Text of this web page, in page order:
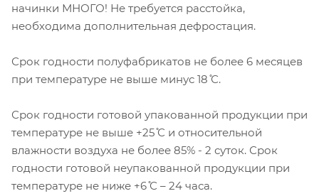
начинки МНОГО! Не требуется расстойка,
необходима дополнительная дефростация.
Срок годности полуфабрикатов не более 6 месяцев
при температуре не выше минус 18 ̊С.
Срок годности готовой упакованной продукции при
температуре не выше +25 ̊С и относительной
влажности воздуха не более 85% - 2 суток. Срок
годности готовой неупакованной продукции при
температуре не ниже +6 ̊С – 24 часа.